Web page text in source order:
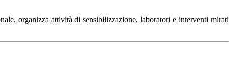
organizza attività di sensibilizzazione, laboratori e interventi mirati